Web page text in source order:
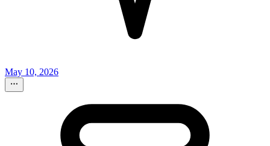
May 10, 2026